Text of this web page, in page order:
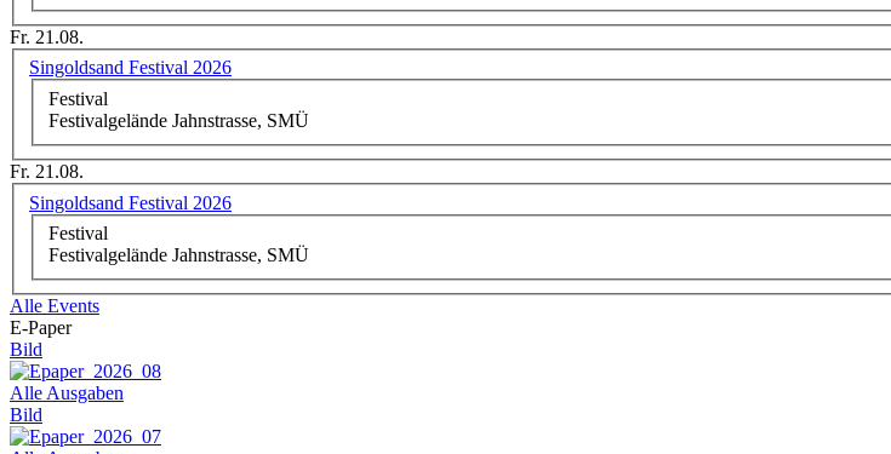
Fr. 21.08.
Singoldsand Festival 2026
Festival
Festivalgelände Jahnstrasse, SMÜ
Fr. 21.08.
Singoldsand Festival 2026
Festival
Festivalgelände Jahnstrasse, SMÜ
Alle Events
E-Paper
Bild
Alle Ausgaben
Bild